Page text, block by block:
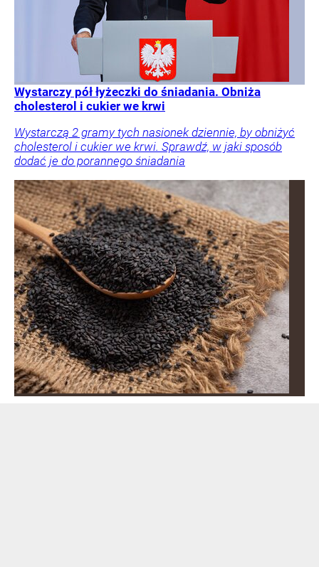
Wystarczy pół łyżeczki do śniadania. Obniża
cholesterol i cukier we krwi
Wystarczą 2 gramy tych nasionek dziennie, by obniżyć
cholesterol i cukier we krwi. Sprawdź, w jaki sposób
dodać je do porannego śniadania